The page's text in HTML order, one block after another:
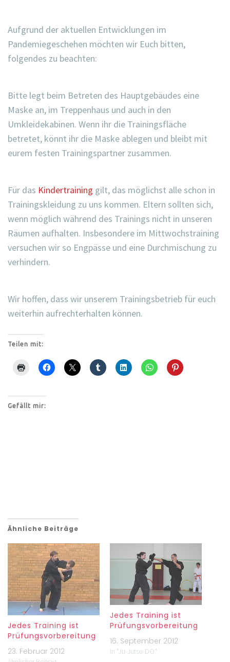
Aufgrund der aktuellen Entwicklungen im
Pandemiegeschehen möchten wir Euch bitten,
folgendes zu beachten:
Bitte legt beim Betreten des Hauptgebäudes eine
Maske an, im Treppenhaus und auch in den
Umkleidekabinen. Wenn ihr die Trainingsfläche
betretet, könnt ihr die Maske ablegen und bleibt mit
eurem festen Trainingspartner zusammen.
Für das Kindertraining gilt, das möglichst alle schon in
Trainingskleidung zu uns kommen. Eltern sollten sich,
wenn möglich während des Trainings nicht in unseren
Räumen aufhalten. Insbesondere im Mittwochstraining
versuchen wir so Engpässe und eine Durchmischung zu
verhindern.
Wir hoffen, dass wir unserem Trainingsbetrieb für euch
weiterhin aufrechterhalten können.
Teilen mit:
Gefällt mir:
Ähnliche Beiträge
Jedes Training ist
Prüfungsvorbereitung
23. Februar 2012
Jedes Training ist
Prüfungsvorbereitung
16. September 2012
In "Ju-Jutsu-DO"